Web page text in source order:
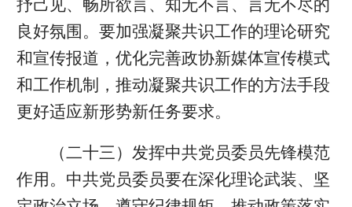
抒己见、畅所欲言、知无不言、言无不尽的
良好氛围。要加强凝聚共识工作的理论研究
和宣传报道，优化完善政协新媒体宣传模式
和工作机制，推动凝聚共识工作的方法手段
更好适应新形势新任务要求。
（二十三）发挥中共党员委员先锋模范
作用。中共党员委员要在深化理论武装、坚